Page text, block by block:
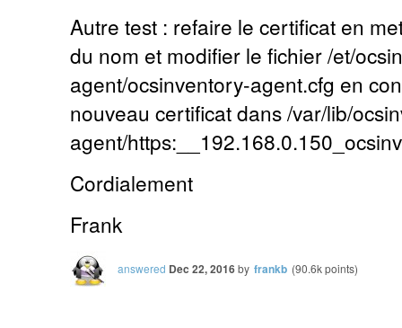
Autre test : refaire le certificat en
du nom et modifier le fichier /et/
agent/ocsinventory-agent.cfg en
nouveau certificat dans /var/lib/
agent/
Cordialement
Frank
answered Dec 22, 2016by frankb (90.6kpoints)